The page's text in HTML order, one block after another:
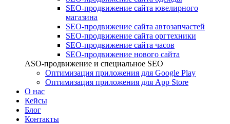
SEO-продвижение сайта ювелирного
магазина
SEO-продвижение сайта автозапчастей
SEO-продвижение сайта оргтехники
SEO-продвижение сайта часов
SEO-продвижение нового сайта
ASO-продвижение и специальное SEO
Оптимизация приложения для Google Play
Оптимизация приложения для App Store
О нас
Кейсы
Блог
Контакты